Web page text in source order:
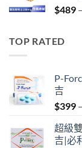
$489 –
TOP RATED
P-
吉
$399 –
超級
吉|必